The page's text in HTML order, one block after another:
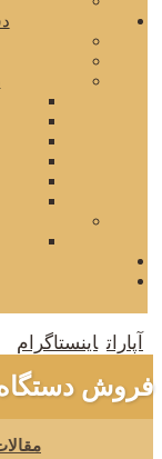
آپارات اینستاگرام
فروش